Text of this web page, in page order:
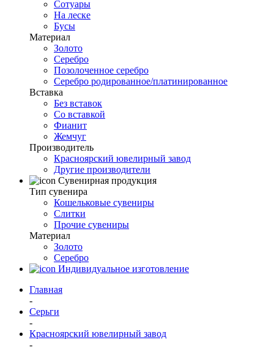
Сотуары
На леске
Бусы
Материал
Золото
Серебро
Позолоченное серебро
Серебро родированное/платинированное
Вставка
Без вставок
Со вставкой
Фианит
Жемчуг
Производитель
Красноярский ювелирный завод
Другие производители
Сувенирная продукция
Тип сувенира
Кошельковые сувениры
Слитки
Прочие сувениры
Материал
Золото
Серебро
Индивидуальное изготовление
Главная
-
Серьги
-
Красноярский ювелирный завод
-